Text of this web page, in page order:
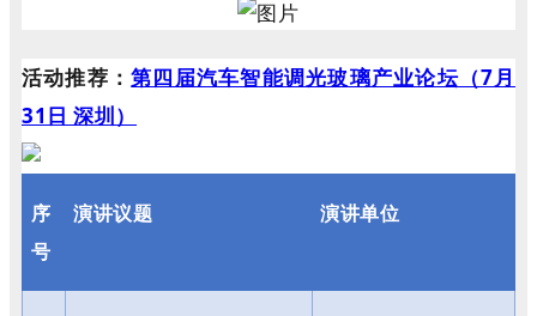
活动推荐：第四届汽车智能调光玻璃产业论坛（7月
31日 深圳）
序
号
演讲议题 演讲单位